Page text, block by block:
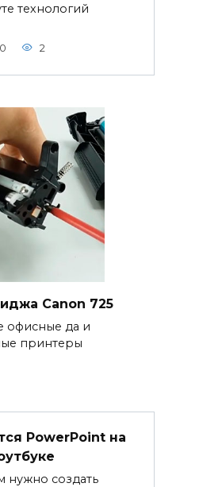
технологий
0 2
Canon 725
офисные да и
принтеры
PowerPoint на
нужно создать